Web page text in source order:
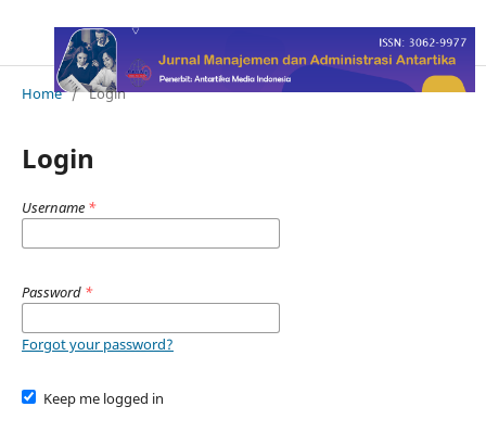
Home / Login
Login
Username *
Password *
Forgot your password?
Keep me logged in